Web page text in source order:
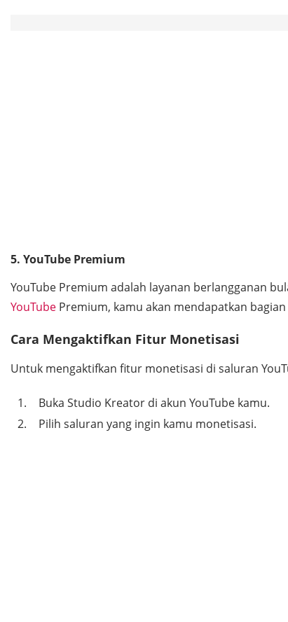
5. YouTube Premium
YouTube Premium adalah layanan berlangganan
YouTube Premium, kamu akan mendapatkan
Cara Mengaktifkan Fitur Monetisasi
Untuk mengaktifkan fitur monetisasi di saluran
Buka Studio Kreator di akun YouTube kamu.
Pilih saluran yang ingin kamu monetisasi.